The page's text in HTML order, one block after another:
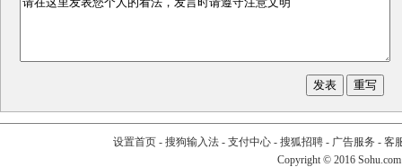
设置首页- 搜狗输入法- 支付中心- 搜狐招聘- 广告服务 - 客
Copyright © 2016